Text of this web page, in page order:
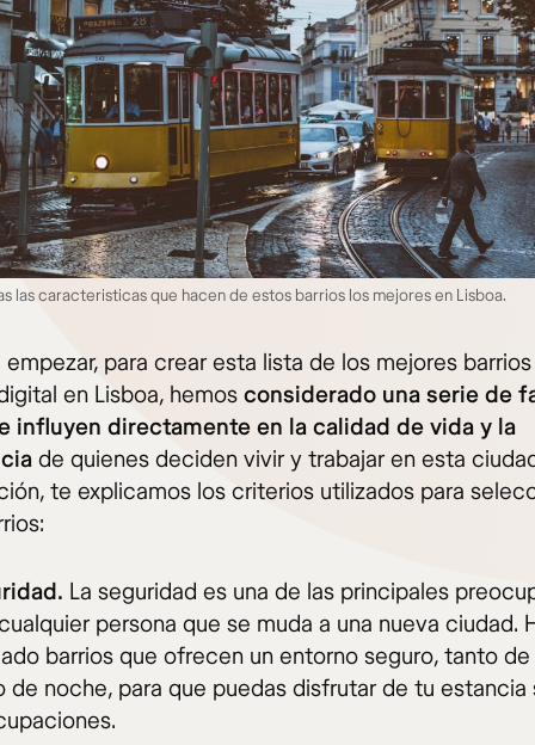
las caracteristicas que hacen de estos barrios los mejores en Lisboa.
para crear esta lista de los mejores
en Lisboa, hemos considerado una serie de
influyen directamente en la calidad de vida y la
de quienes deciden vivir y trabajar en esta
te explicamos los criterios utilizados para
La seguridad es una de las principales
persona que se muda a una nueva ciudad.
barrios que ofrecen un entorno seguro, tanto de
de noche, para que puedas disfrutar de tu estancia